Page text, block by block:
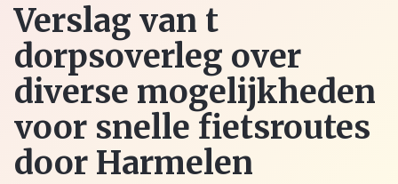
Verslag van t
dorpsoverleg over
diverse mogelijkheden
voor snelle fietsroutes
door Harmelen